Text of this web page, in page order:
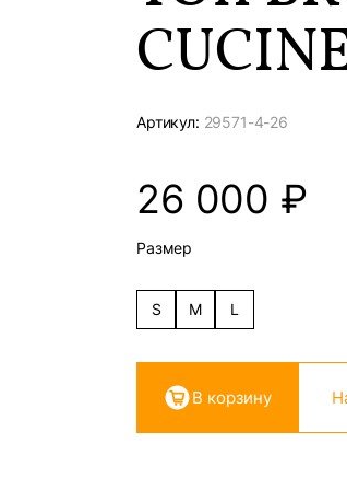
Артикул: 29571-4-26
26 000 ₽
Размер
S M L
В корзину